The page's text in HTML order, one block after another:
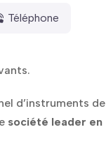
Téléphone
d’instruments de
société leader en